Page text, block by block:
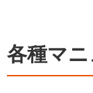
各種マニ